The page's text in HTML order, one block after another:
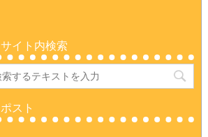
サイト内検索
ポスト